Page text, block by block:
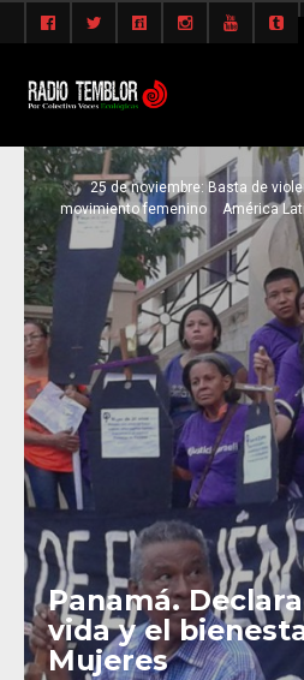
25 de noviembre: Basta de
movimiento femenino
América
Panamá.
vida y el
Mujeres